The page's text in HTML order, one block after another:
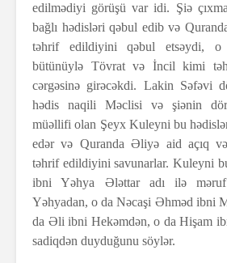
edilmədiyi görüşü var idi. Şiə
bağlı hədisləri qəbul edib və
təhrif edildiyini qəbul etsəydi, o
bütünüylə Tövrat və İncil kimi
cərgəsinə girəcəkdi. Lakin Səfəvi
hədis naqili Məclisi və şiənin
müəllifi olan Şeyx Kuleyni bu
edər və Quranda Əliyə aid açıq
təhrif edildiyini savunarlar. Kuleyni
ibni Yəhya Ələttar adı ilə məruf
Yəhyadan, o da Nəcaşi Əhməd ibni
da Əli ibni Hekəmdən, o da Hişam
sadiqdən duyduğunu söylər.